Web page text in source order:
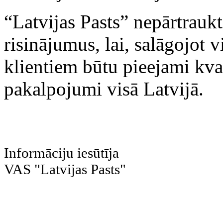
“Latvijas Pasts”
risinājumus, lai, salāgojot
klientiem būtu pieejami
pakalpojumi visā Latvijā.
Informāciju iesūtīja
VAS "Latvijas Pasts"